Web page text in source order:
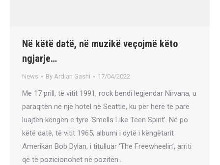
Në këtë datë, në muzikë veçojmë këto
ngjarje…
News By Ardian Gashi 17/04/2022
Me 17 prill, të vitit 1991, rock bendi legjendar Nirvana, u
paraqitën në një hotel në Seattle, ku për herë të parë
luajtën këngën e tyre ‘Smells Like Teen Spirit’. Në po
këtë datë, të vitit 1965, albumi i dytë i këngëtarit
Amerikan Bob Dylan, i titulluar ‘The Freewheelin’, arriti
që të pozicionohet në pozitën…